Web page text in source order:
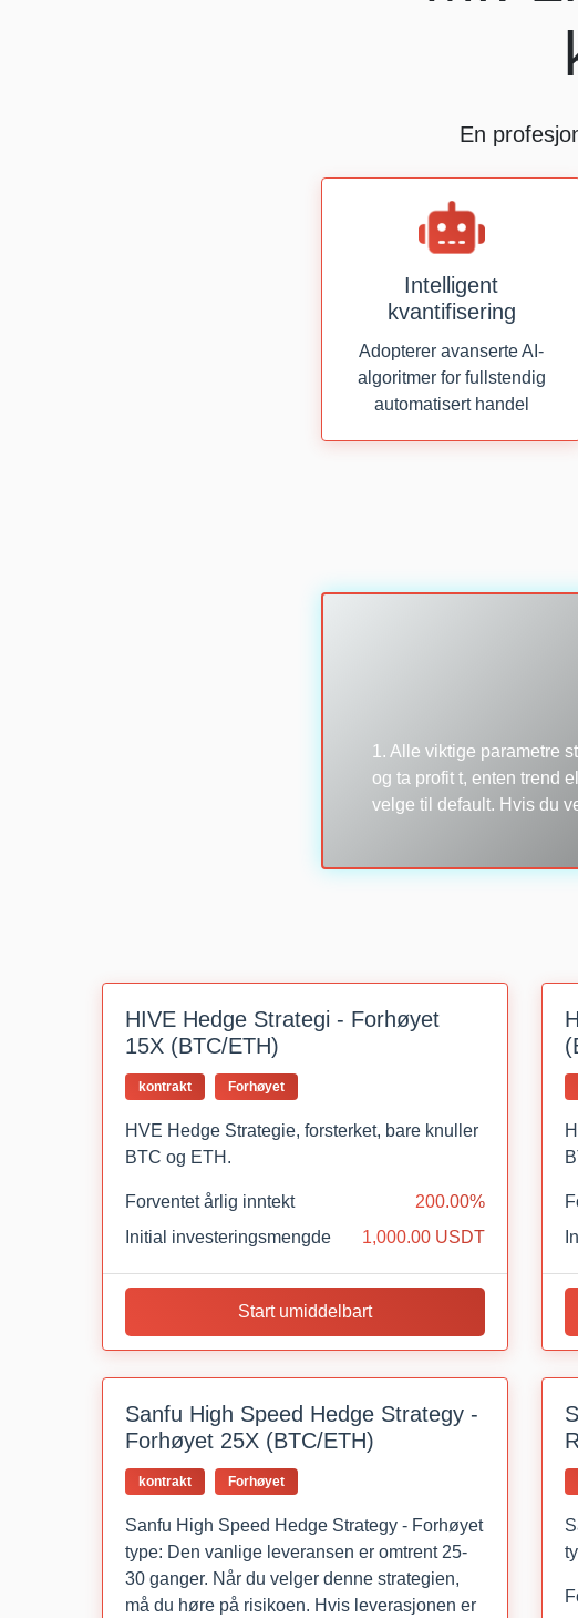
En
Intelligent
kvantifisering
Adopterer avanserte AI-
algoritmer for fullstendig
automatisert handel
1. Alle viktige parametre
og ta profit t, enten trend
velge til default. Hvis du
HIVE Hedge Strategi - Forhøyet
15X (BTC/ETH)
kontrakt Forhøyet
HVE Hedge Strategie, forsterket, bare knuller
BTC og ETH.
Forventet årlig inntekt
200.00%
Initial investeringsmengde
1,000.00 USDT
Start umiddelbart
Sanfu High Speed Hedge Strategy -
Forhøyet 25X (BTC/ETH)
kontrakt Forhøyet
Sanfu High Speed Hedge Strategy - Forhøyet
type: Den vanlige leveransen er omtrent 25-
30 ganger. Når du velger denne strategien,
må du høre på risikoen. Hvis leverasjonen er